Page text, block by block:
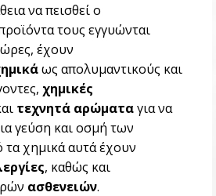
να πεισθεί ο
τους εγγυώνται
έχουν
ως απολυμαντικούς και
χημικές
τεχνητά αρώματαγια να
γεύση και οσμή των
χημικά αυτά έχουν
, καθώς και
ασθενειών.